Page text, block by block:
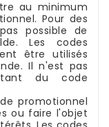
au minimum
Pour des
possible de
Les codes
être utilisés
Il n'est pas
du code
promotionnel
ou faire l'objet